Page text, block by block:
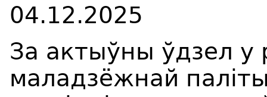
04.12.2025
За актыўны ўдзел у
маладзёжнай